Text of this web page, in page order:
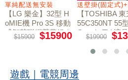
禮
單純配送無安裝
【LG 樂金】32型 H
oMIE機 Pro 3S 移動
式智慧聯網螢幕組｜
單純配送
$15900 $15900
送壁掛(固定式
【TOSHIBA 東
55C350NT 55
Google TV 液
器｜含壁掛(固
+安裝
$19900
遊戲｜電競周邊